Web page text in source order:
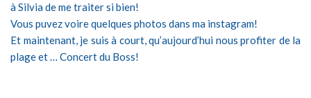
à Silvia de me traiter si bien!
Vous puvez voire quelques photos dans ma instagram!
Et maintenant, je suis à court, qu’aujourd’hui nous profiter de la
plage et … Concert du Boss!